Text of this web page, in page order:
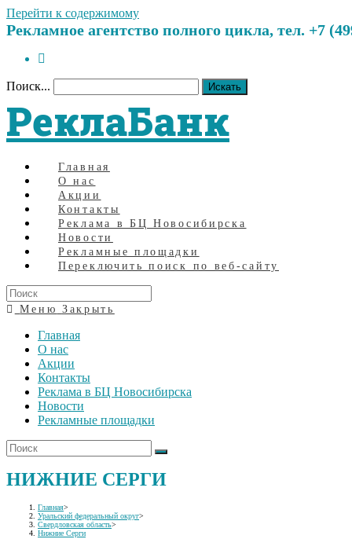
Перейти к содержимому
Рекламное агентство полного цикла, тел. +7
Поиск... Искать
РеклаБанк
Главная
О нас
Акции
Контакты
Реклама в БЦ Новосибирска
Новости
Рекламные площадки
Переключить поиск по веб-сайту
Меню Закрыть
Главная
О нас
Акции
Контакты
Реклама в БЦ Новосибирска
Новости
Рекламные площадки
НИЖНИЕ СЕРГИ
Главная>
Уральский федеральный округ>
Свердловская область>
Нижние Серги